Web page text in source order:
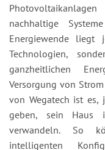
nachhaltige
Energiewende
Technologien,
ganzheitlichen
Versorgung von
von Wegatech ist es,
geben, sein Haus
verwandeln. So
intelligenten